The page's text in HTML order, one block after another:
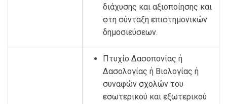
διάχυσης και αξιοποίησης και
στη σύνταξη επιστημονικών
δημοσιεύσεων.
Πτυχίο Δασοπονίας ή
Δασολογίας ή Βιολογίας ή
συναφών σχολών του
εσωτερικού και εξωτερικού